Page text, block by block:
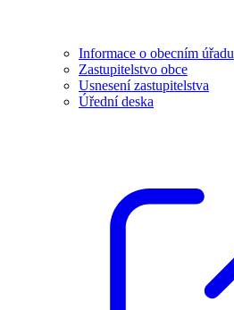
Informace o obecním úřadu
Zastupitelstvo obce
Usnesení zastupitelstva
Úřední deska